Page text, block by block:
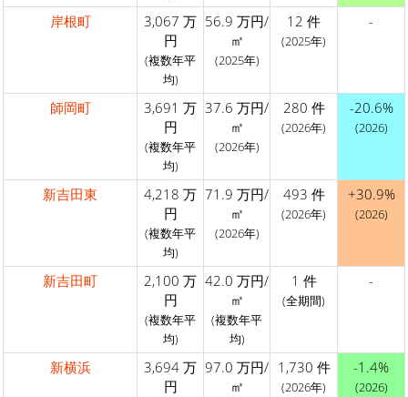
岸根町
3,067 万
円
(複数年平
均)
56.9 万円/
㎡
(2025年)
12 件
(2025年)
-
師岡町
3,691 万
円
(複数年平
均)
37.6 万円/
㎡
(2026年)
280 件
(2026年)
-20.6%
(2026)
新吉田東
4,218 万
円
(複数年平
均)
71.9 万円/
㎡
(2026年)
493 件
(2026年)
+30.9%
(2026)
新吉田町
2,100 万
円
(複数年平
均)
42.0 万円/
㎡
(複数年平
均)
1 件
(全期間)
-
新横浜
3,694 万
円
97.0 万円/
㎡
1,730 件
(2026年)
-1.4%
(2026)